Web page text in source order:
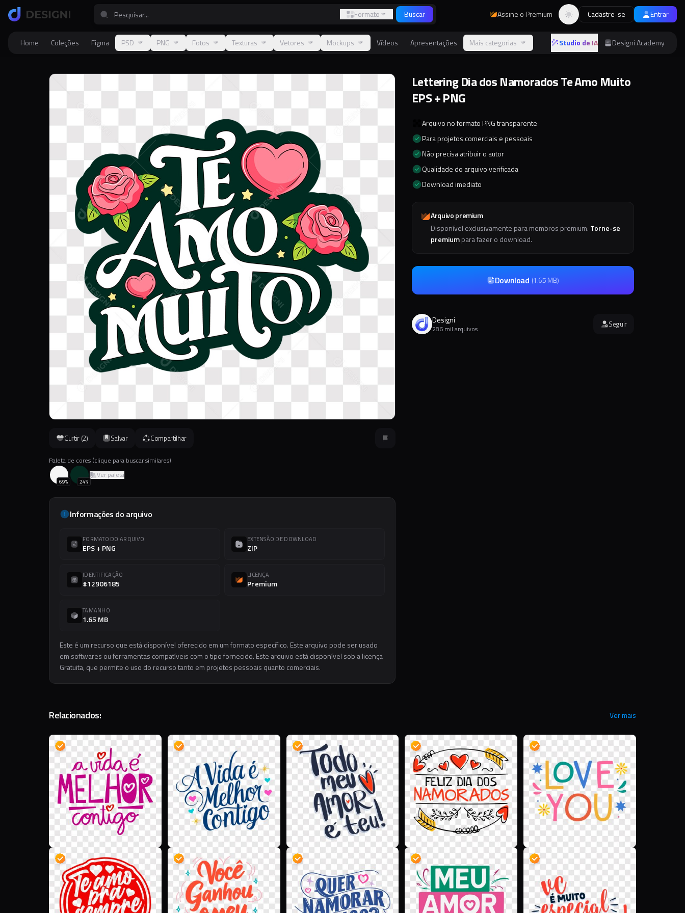
Formato Buscar Assine o Premium Alternar tema
Cadastre-se Entrar
Home Coleções Figma PSD PNG Fotos Texturas Vetores Mockups Vídeos Apresentações Mais categorias Studio de IA Designi Academy
Curtir (2) Salvar Compartilhar
Paleta de cores (clique para buscar similares):
69% 24%
Ver paleta
Informações do arquivo
FORMATO DO ARQUIVO
EPS + PNG
EXTENSÃO DE DOWNLOAD
ZIP
IDENTIFICAÇÃO
#12906185
LICENÇA
Premium
TAMANHO
1.65 MB
Este é um recurso que está disponível oferecido em um formato específico. Este arquivo pode ser usado
em softwares ou ferramentas compatíveis com o tipo fornecido. Este arquivo está disponível sob a licença
Gratuita, que permite o uso do recurso tanto em projetos pessoais quanto comerciais.
Lettering Dia dos Namorados Te Amo Muito
EPS + PNG
Arquivo no formato PNG transparente
Para projetos comerciais e pessoais
Não precisa atribuir o autor
Qualidade do arquivo verificada
Download imediato
Arquivo premium
Disponível exclusivamente para membros premium. Torne-se
premiumpara fazer o download.
Download (1.65 MB)
Designi
286 mil arquivos Seguir
Relacionados: Ver mais
D D D D D
D D D D D